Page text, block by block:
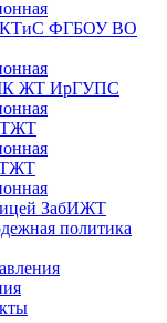
СКТиС ФГБОУ ВО
МК ЖТ ИрГУПС
ЗабИЖТ
политика